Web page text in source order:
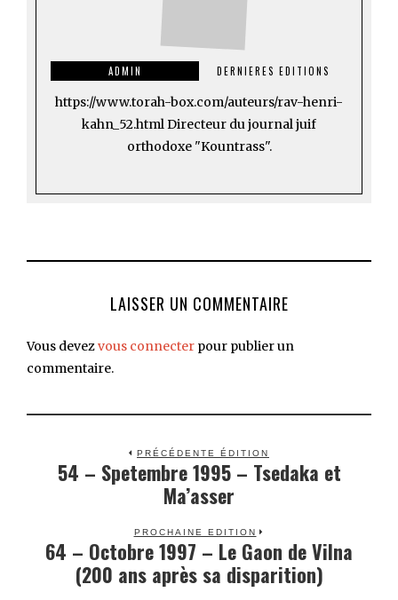
ADMIN DERNIERES EDITIONS
https://www.torah-box.com/auteurs/rav-henri-
kahn_52.html Directeur du journal juif
orthodoxe "Kountrass".
LAISSER UN COMMENTAIRE
Vous devezvous connecter pour publier un
commentaire.
PRÉCÉDENTE ÉDITION
Previous
post:
54 – Spetembre 1995 – Tsedaka et
Ma’asser
PROCHAINE EDITION
Next
post:
64 – Octobre 1997 – Le Gaon de Vilna
(200 ans après sa disparition)